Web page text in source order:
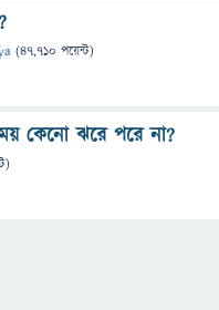
(47,710 পয়েন্ট)
কেনো ঝরে পরে না?